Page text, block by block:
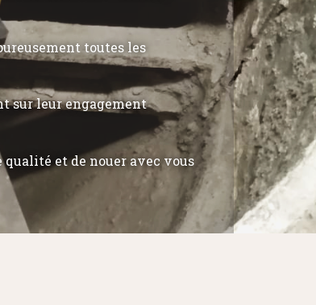
toutes les
sur leur engagement
et de nouer avec vous